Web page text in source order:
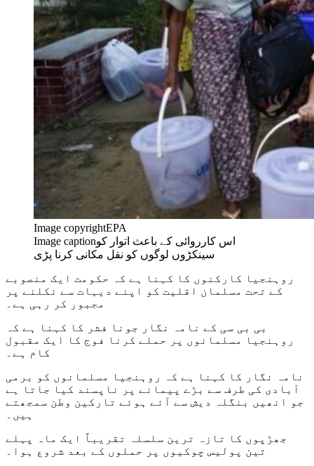
Image copyrightEPA
Image captionاس کارروائی کے باعث اتوار کو
سینکڑوں لوگوں کو نقل مکانی کرنا پڑی
روہنجیا کارکنوں کا کہنا ہے کہ حکومت ایک منصوبے
کے تحت مسلمان اقلیت کو اپنے دیہات سے نکلنے پر
مجبور کر رہی ہے۔
بی بی سی کے نامہ نگار جونا فشر کا کہنا ہے کہ
روہنجیا مسلمانوں پر حملے کرنا فوج کا ایک مقبول
کام ہے۔
نامہ نگار کا کہنا ہے کہ روہنجیا مسلمانوں کو برمی
آبادی کی طرف سے بڑے پیمانے پر ناپسند کیا جاتا ہے
جو انھیں بنگلہ دیش سے آئے ہوئے تارکین وطن سمجھتے
ہیں۔
جھڑپوں کا تازہ ترین سلسلہ تقریباً ایک ماہ پہلے
تین پولیس چوکیوں پر حملوں کے بعد شروع ہوا۔